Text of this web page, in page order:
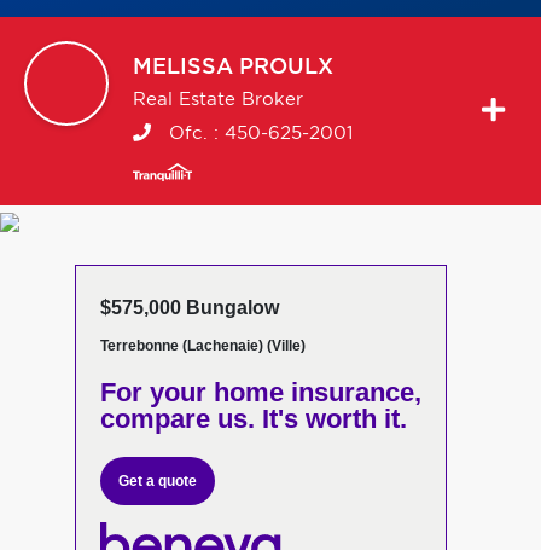
MELISSA PROULX
Real Estate Broker
Ofc. : 450-625-2001
$575,000 Bungalow
Terrebonne (Lachenaie) (Ville)
For your home insurance,
compare us. It's worth it.
Get a quote